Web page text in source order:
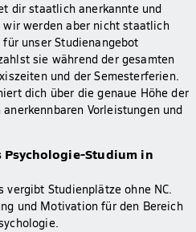
dir staatlich anerkannte und
werden aber nicht staatlich
unser Studienangebot
sie während der gesamten
und der Semesterferien.
dich über die genaue Höhe der
Vorleistungen und
Psychologie-Studium in
vergibt Studienplätze ohne NC.
und Motivation für den Bereich